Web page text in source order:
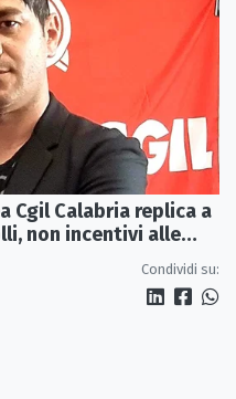
Cgil Calabria replica a
non incentivi alle
Condividi su: